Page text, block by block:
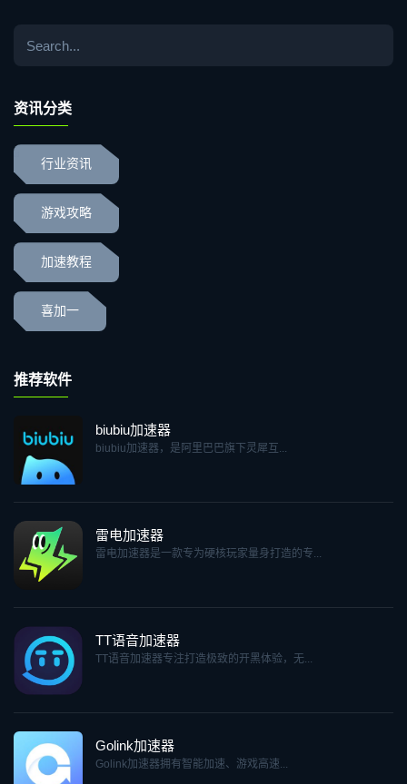
资讯分类
行业资讯
游戏攻略
加速教程
喜加一
推荐软件
biubiu加速器
biubiu加速器，是阿里巴巴旗下灵犀互...
雷电加速器
雷电加速器是一款专为硬核玩家量身打造的专...
TT语音加速器
TT语音加速器专注打造极致的开黑体验，无...
Golink加速器
Golink加速器拥有智能加速、游戏高速...